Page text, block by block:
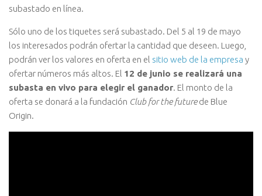
subastado en línea.
Sólo uno de los tiquetes será subastado. Del 5 al 19 de mayo
los interesados podrán ofertar la cantidad que deseen. Luego,
podrán ver los valores en oferta en el sitio web de la empresa y
ofertar números más altos. El 12 de junio se realizará una
subasta en vivo para elegir el ganador. El monto de la
oferta se donará a la fundación Club for the futurede Blue
Origin.